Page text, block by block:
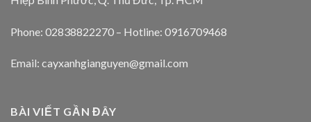
Phone: 02838822270 – Hotline: 0916709468
Email: cayxanhgianguyen@gmail.com
BÀI VIẾT GẦN ĐÂY